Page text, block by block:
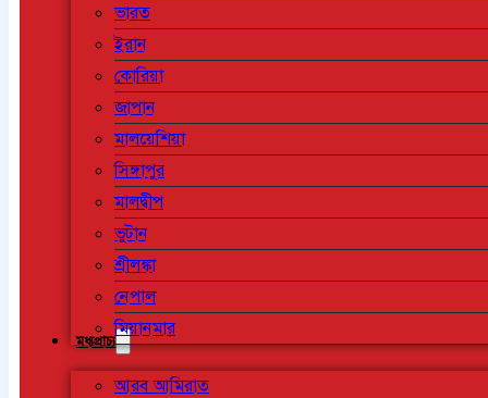
ভারত
ইরান
কোরিয়া
জাপান
মালয়েশিয়া
সিঙ্গাপুর
মালদ্বীপ
ভুটান
শ্রীলঙ্কা
নেপাল
মিয়ানমার
মধ্যপ্রাচ্য
আরব আমিরাত